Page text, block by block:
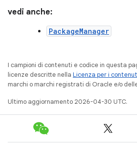
vedi anche:
PackageManager
I campioni di contenuti e codice in questa
licenze descritte nella Licenza per i
marchi o marchi registrati di Oracle e/o
Ultimo aggiornamento 2026-04-30 UTC.